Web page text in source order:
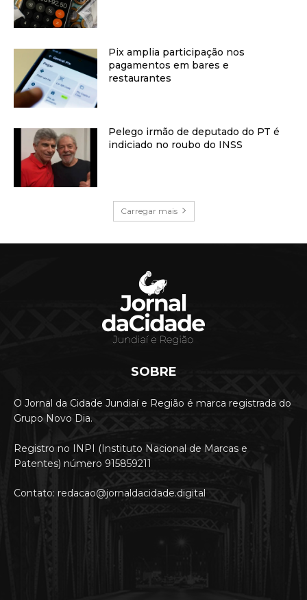
Pix amplia participação nos
pagamentos em bares e
restaurantes
Pelego irmão de deputado do PT é
indiciado no roubo do INSS
Carregar mais
SOBRE
O Jornal da Cidade Jundiaí e Região é marca registrada do
Grupo Novo Dia.
Registro no INPI (Instituto Nacional de Marcas e
Patentes) número 915859211
Contato: redacao@jornaldacidade.digital